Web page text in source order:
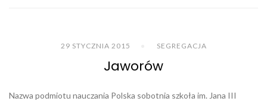
29 STYCZNIA 2015 SEGREGACJA
Jaworów
Nazwa podmiotu nauczania Polska sobotnia szkoła im. Jana III